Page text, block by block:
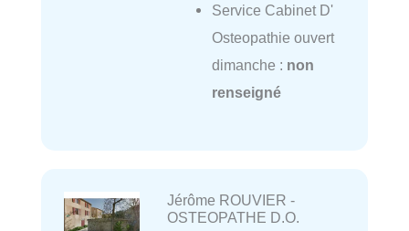
Service Cabinet D'
Osteopathie ouvert
dimanche : non
renseigné
Jérôme ROUVIER -
OSTEOPATHE D.O.